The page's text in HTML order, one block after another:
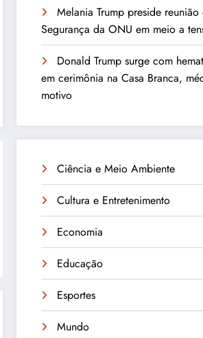
Melania Trump preside
Segurança da ONU em meio a
Donald Trump surge com
em cerimônia na Casa Branca,
motivo
Ciência e Meio Ambiente
Cultura e Entretenimento
Economia
Educação
Esportes
Mundo